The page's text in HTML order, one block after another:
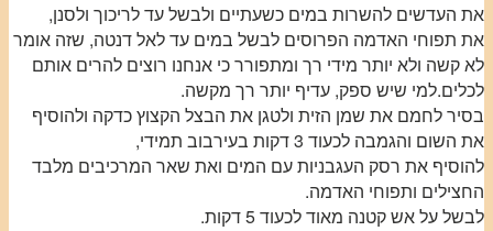
את העדשים להשרות במים כשעתיים ולבשל עד לריכוך ולסנן,
את תפוחי האדמה הפרוסים לבשל במים עד לאל דנטה, שזה אומר
לא קשה ולא יותר מידי רך ומתפורר כי אנחנו רוצים להרים אותם
לכלים.למי שיש ספק, עדיף יותר רך מקשה.
בסיר לחמם את שמן הזית ולטגן את הבצל הקצוץ כדקה ולהוסיף
את השום והגמבה לכעוד 3 דקות בעירבוב תמידי,
להוסיף את רסק העגבניות עם המים ואת שאר המרכיבים מלבד
החצילים ותפוחי האדמה.
לבשל על אש קטנה מאוד לכעוד 5 דקות.